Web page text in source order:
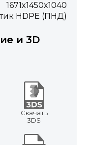
1671x1450x1040
HDPE (ПНД)
и 3D
Скачать
3DS